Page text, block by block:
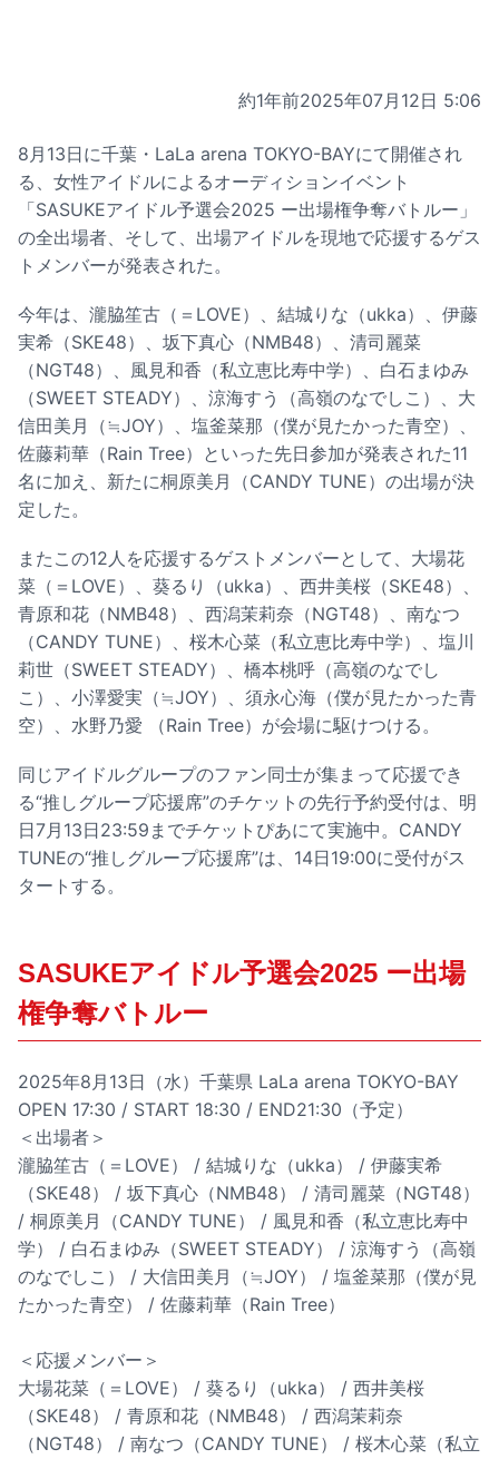
約1年前2025年07月12日 5:06
8月13日に千葉・LaLa arena TOKYO-BAYにて開催され
る、女性アイドルによるオーディションイベント
「SASUKEアイドル予選会2025 ー出場権争奪バトルー」
の全出場者、そして、出場アイドルを現地で応援するゲス
トメンバーが発表された。
今年は、瀧脇笙古（＝LOVE）、結城りな（ukka）、伊藤
実希（SKE48）、坂下真心（NMB48）、清司麗菜
（NGT48）、風見和香（私立恵比寿中学）、白石まゆみ
（SWEET STEADY）、涼海すう（高嶺のなでしこ）、大
信田美月（≒JOY）、塩釜菜那（僕が見たかった青空）、
佐藤莉華（Rain Tree）といった先日参加が発表された11
名に加え、新たに桐原美月（CANDY TUNE）の出場が決
定した。
またこの12人を応援するゲストメンバーとして、大場花
菜（＝LOVE）、葵るり（ukka）、西井美桜（SKE48）、
青原和花（NMB48）、西潟茉莉奈（NGT48）、南なつ
（CANDY TUNE）、桜木心菜（私立恵比寿中学）、塩川
莉世（SWEET STEADY）、橋本桃呼（高嶺のなでし
こ）、小澤愛実（≒JOY）、須永心海（僕が見たかった青
空）、水野乃愛 （Rain Tree）が会場に駆けつける。
同じアイドルグループのファン同士が集まって応援でき
る“推しグループ応援席”のチケットの先行予約受付は、明
日7月13日23:59までチケットぴあにて実施中。CANDY
TUNEの“推しグループ応援席”は、14日19:00に受付がス
タートする。
SASUKEアイドル予選会2025 ー出場
権争奪バトルー
2025年8月13日（水）千葉県 LaLa arena TOKYO-BAY
OPEN 17:30 / START 18:30 / END21:30（予定）
＜出場者＞
瀧脇笙古（＝LOVE） / 結城りな（ukka） / 伊藤実希
（SKE48） / 坂下真心（NMB48） / 清司麗菜（NGT48）
/ 桐原美月（CANDY TUNE） / 風見和香（私立恵比寿中
学） / 白石まゆみ（SWEET STEADY） / 涼海すう（高嶺
のなでしこ） / 大信田美月（≒JOY） / 塩釜菜那（僕が見
たかった青空） / 佐藤莉華（Rain Tree）
＜応援メンバー＞
大場花菜（＝LOVE） / 葵るり（ukka） / 西井美桜
（SKE48） / 青原和花（NMB48） / 西潟茉莉奈
（NGT48） / 南なつ（CANDY TUNE） / 桜木心菜（私立